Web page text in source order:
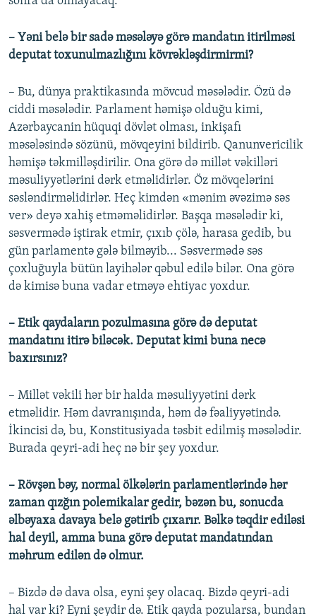
– Yəni belə bir sadə məsələyə görə mandatın itirilməsi
deputat toxunulmazlığını kövrəkləşdirmirmi?
– Bu, dünya praktikasında mövcud məsələdir. Özü də
ciddi məsələdir. Parlament həmişə olduğu kimi,
Azərbaycanin hüquqi dövlət olması, inkişafı
məsələsində sözünü, mövqeyini bildirib. Qanunvericilik
həmişə təkmilləşdirilir. Ona görə də millət vəkilləri
məsuliyyətlərini dərk etməlidirlər. Öz mövqelərini
səsləndirməlidirlər. Heç kimdən «mənim əvəzimə səs
ver» deyə xahiş etməməlidirlər. Başqa məsələdir ki,
səsvermədə iştirak etmir, çıxıb çölə, harasa gedib, bu
gün parlamentə gələ bilməyib... Səsvermədə səs
çoxluğuyla bütün layihələr qəbul edilə bilər. Ona görə
də kimisə buna vadar etməyə ehtiyac yoxdur.
– Etik qaydaların pozulmasına görə də deputat
mandatını itirə biləcək. Deputat kimi buna necə
baxırsınız?
– Millət vəkili hər bir halda məsuliyyətini dərk
etməlidir. Həm davranışında, həm də fəaliyyətində.
İkincisi də, bu, Konstitusiyada təsbit edilmiş məsələdir.
Burada qeyri-adi heç nə bir şey yoxdur.
– Rövşən bəy, normal ölkələrin parlamentlərində hər
zaman qızğın polemikalar gedir, bəzən bu, sonucda
əlbəyaxa davaya belə gətirib çıxarır. Bəlkə təqdir ediləsi
hal deyil, amma buna görə deputat mandatından
məhrum edilən də olmur.
– Bizdə də dava olsa, eyni şey olacaq. Bizdə qeyri-adi
hal var ki? Eyni şeydir də. Etik qayda pozularsa, bundan